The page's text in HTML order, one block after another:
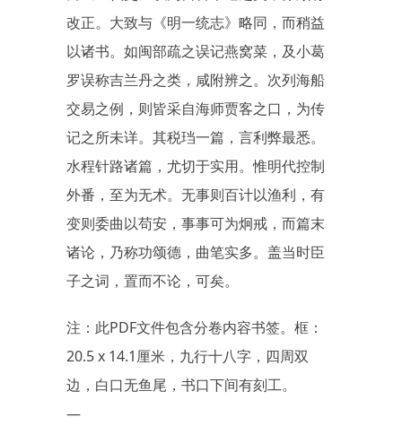
改正。大致与《明一统志》略同，而稍益
以诸书。如闽部疏之误记燕窝菜，及小葛
罗误称吉兰丹之类，咸附辨之。次列海船
交易之例，则皆采自海师贾客之口，为传
记之所未详。其税珰一篇，言利弊最悉。
水程针路诸篇，尤切于实用。惟明代控制
外番，至为无术。无事则百计以渔利，有
变则委曲以苟安，事事可为炯戒，而篇末
诸论，乃称功颂德，曲笔实多。盖当时臣
子之词，置而不论，可矣。
注：此PDF文件包含分卷内容书签。框：
20.5 x 14.1厘米，九行十八字，四周双
边，白口无鱼尾，书口下间有刻工。
—